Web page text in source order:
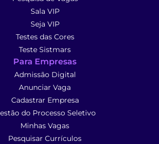
Sala VIP
Seja VIP
Testes das Cores
Teste Sistmars
Para Empresas
Admissão Digital
Anunciar Vaga
Cadastrar Empresa
do Processo Seletivo
Minhas Vagas
Pesquisar Currículos